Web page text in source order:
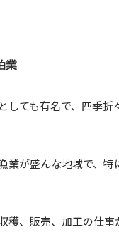
業
しても有名で、四季折
業が盛んな地域で、特
穫、販売、加工の仕事